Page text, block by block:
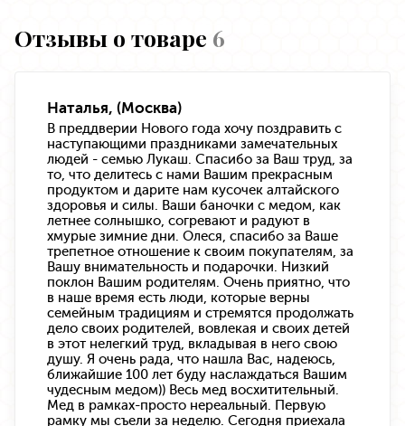
Отзывы о товаре 6
Наталья, (Москва)
В преддверии Нового года хочу поздравить с
наступающими праздниками замечательных
людей - семью Лукаш. Спасибо за Ваш труд, за
то, что делитесь с нами Вашим прекрасным
продуктом и дарите нам кусочек алтайского
здоровья и силы. Ваши баночки с медом, как
летнее солнышко, согревают и радуют в
хмурые зимние дни. Олеся, спасибо за Ваше
трепетное отношение к своим покупателям, за
Вашу внимательность и подарочки. Низкий
поклон Вашим родителям. Очень приятно, что
в наше время есть люди, которые верны
семейным традициям и стремятся продолжать
дело своих родителей, вовлекая и своих детей
в этот нелегкий труд, вкладывая в него свою
душу. Я очень рада, что нашла Вас, надеюсь,
ближайшие 100 лет буду наслаждаться Вашим
чудесным медом)) Весь мед восхитительный.
Мед в рамках-просто нереальный. Первую
рамку мы съели за неделю. Сегодня приехала